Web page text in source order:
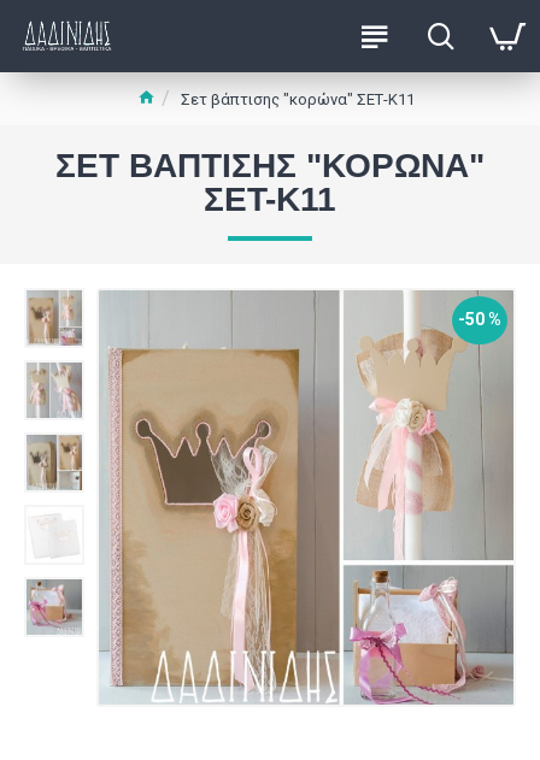
Σετ βάπτισης "κορώνα" ΣΕΤ-Κ11
ΣΕΤ ΒΆΠΤΙΣΗΣ "ΚΟΡΏΝΑ"
ΣΕΤ-Κ11
-50 %